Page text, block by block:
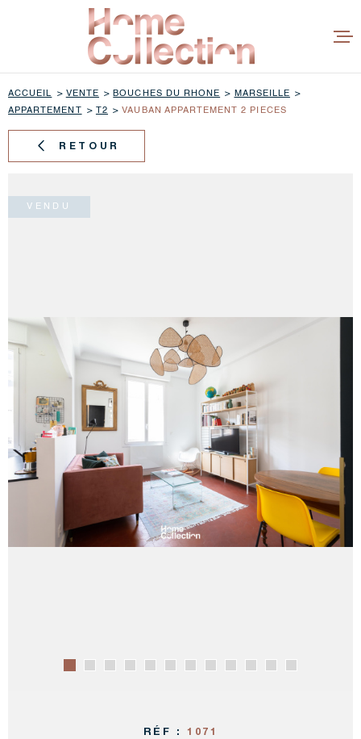
ACHETER
ACCUEIL VENTE BOUCHES DU RHONE MARSEILLE
APPARTEMENT T2 VAUBAN APPARTEMENT 2 PIECES
RETOUR
VENDU
RÉF :1071